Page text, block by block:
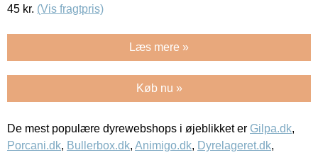
45 kr. (Vis fragtpris)
Læs mere »
Køb nu »
De mest populære dyrewebshops i øjeblikket er Gilpa.dk,
Porcani.dk, Bullerbox.dk, Animigo.dk, Dyrelageret.dk,